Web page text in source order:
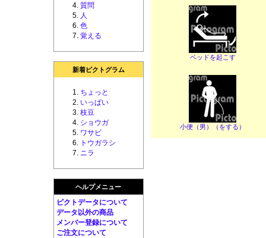
質問
人
色
覚える
新着ピクトグラム
ちょっと
いっぱい
枝豆
ショウガ
ワサビ
トウガラシ
ニラ
ヘルプメニュー
ピクトデータについて
データ以外の商品
メンバー登録について
ご注文について
ベッドを起こす
小便（男）（をする）